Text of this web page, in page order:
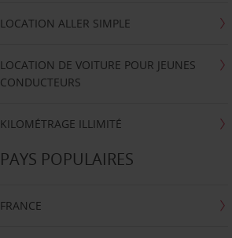
LOCATION ALLER SIMPLE
LOCATION DE VOITURE POUR JEUNES
CONDUCTEURS
KILOMÉTRAGE ILLIMITÉ
PAYS POPULAIRES
FRANCE